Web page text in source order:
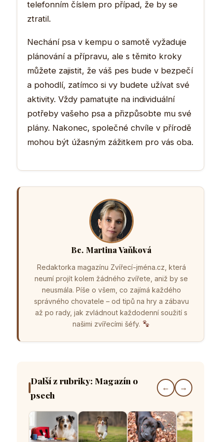
telefonním číslem pro případ, že by se
ztratil.
Nechání psa v kempu o samotě vyžaduje
plánování a přípravu, ale s těmito kroky
můžete zajistit, že váš pes bude v bezpečí
a pohodlí, zatímco si vy budete užívat své
aktivity. Vždy pamatujte na individuální
potřeby vašeho psa a přizpůsobte mu své
plány. Nakonec, společné chvíle v přírodě
mohou být úžasným zážitkem pro vás oba.
Bc. Martina Vaňková
Redaktorka magazínu Zvířecí-jména.cz, která
neumí projít kolem žádného zvířete, aniž by se
neusmála. Píše o všem, co zajímá každého
správného chovatele – od tipů na hry a zábavu
až po rady, jak zvládnout každodenní soužití s
našimi zvířecími šéfy.
Další z rubriky: Magazín o
psech
← →